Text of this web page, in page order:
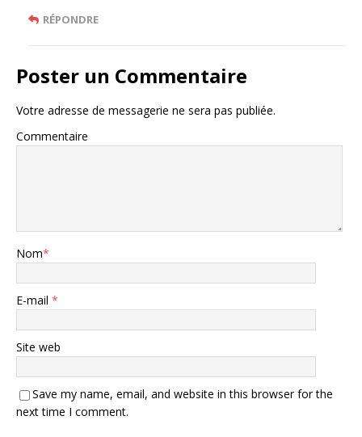
RÉPONDRE
Poster un Commentaire
Votre adresse de messagerie ne sera pas publiée.
Commentaire
Nom*
E-mail *
Site web
Save my name, email, and website in this browser for the
next time I comment.